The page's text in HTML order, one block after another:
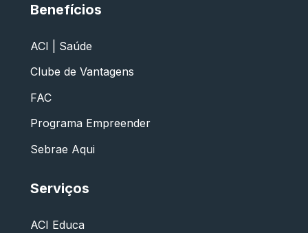
Benefícios
ACI | Saúde
Clube de Vantagens
FAC
Programa Empreender
Sebrae Aqui
Serviços
ACI Educa